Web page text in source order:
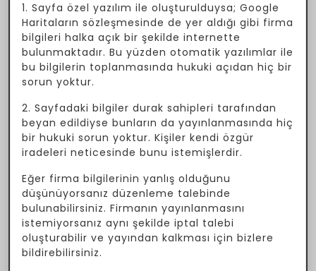
1. Sayfa özel yazılım ile oluşturulduysa; Google
Haritaların sözleşmesinde de yer aldığı gibi firma
bilgileri halka açık bir şekilde internette
bulunmaktadır. Bu yüzden otomatik yazılımlar ile
bu bilgilerin toplanmasında hukuki açıdan hiç bir
sorun yoktur.
2. Sayfadaki bilgiler durak sahipleri tarafından
beyan edildiyse bunların da yayınlanmasında hiç
bir hukuki sorun yoktur. Kişiler kendi özgür
iradeleri neticesinde bunu istemişlerdir.
Eğer firma bilgilerinin yanlış olduğunu
düşünüyorsanız düzenleme talebinde
bulunabilirsiniz. Firmanın yayınlanmasını
istemiyorsanız aynı şekilde iptal talebi
oluşturabilir ve yayından kalkması için bizlere
bildirebilirsiniz.